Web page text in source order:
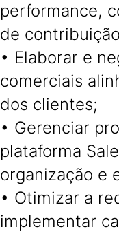
performance,
de
• Elaborar e
comerciais
dos clientes;
• Gerenciar
plataforma
organização e
• Otimizar a
implementar